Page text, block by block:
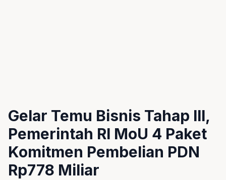
Gelar Temu Bisnis Tahap III,
Pemerintah RI MoU 4 Paket
Komitmen Pembelian PDN
Rp778 Miliar